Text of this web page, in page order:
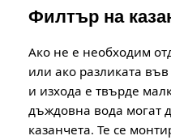
Филтър на
Ако не е необходим
или ако разликата
и изхода е твърде
дъждовна вода могат
казанчета. Те се